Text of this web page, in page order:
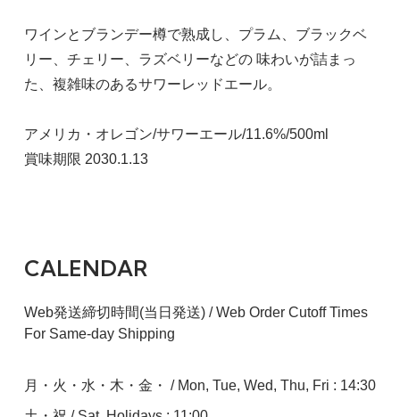
ワインとブランデー樽で熟成し、プラム、ブラックベ
リー、チェリー、ラズベリーなどの 味わいが詰まっ
た、複雑味のあるサワーレッドエール。
アメリカ・オレゴン/サワーエール/11.6%/500ml
賞味期限 2030.1.13
CALENDAR
Web発送締切時間(当日発送) / Web Order Cutoff Times
For Same-day Shipping
月・火・水・木・金・ / Mon, Tue, Wed, Thu, Fri : 14:30